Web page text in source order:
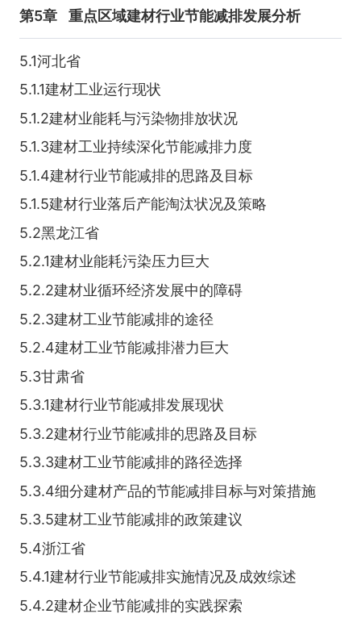
第5章 重点区域建材行业节能减排发展分析
5.1河北省
5.1.1建材工业运行现状
5.1.2建材业能耗与污染物排放状况
5.1.3建材工业持续深化节能减排力度
5.1.4建材行业节能减排的思路及目标
5.1.5建材行业落后产能淘汰状况及策略
5.2黑龙江省
5.2.1建材业能耗污染压力巨大
5.2.2建材业循环经济发展中的障碍
5.2.3建材工业节能减排的途径
5.2.4建材工业节能减排潜力巨大
5.3甘肃省
5.3.1建材行业节能减排发展现状
5.3.2建材行业节能减排的思路及目标
5.3.3建材工业节能减排的路径选择
5.3.4细分建材产品的节能减排目标与对策措施
5.3.5建材工业节能减排的政策建议
5.4浙江省
5.4.1建材行业节能减排实施情况及成效综述
5.4.2建材企业节能减排的实践探索